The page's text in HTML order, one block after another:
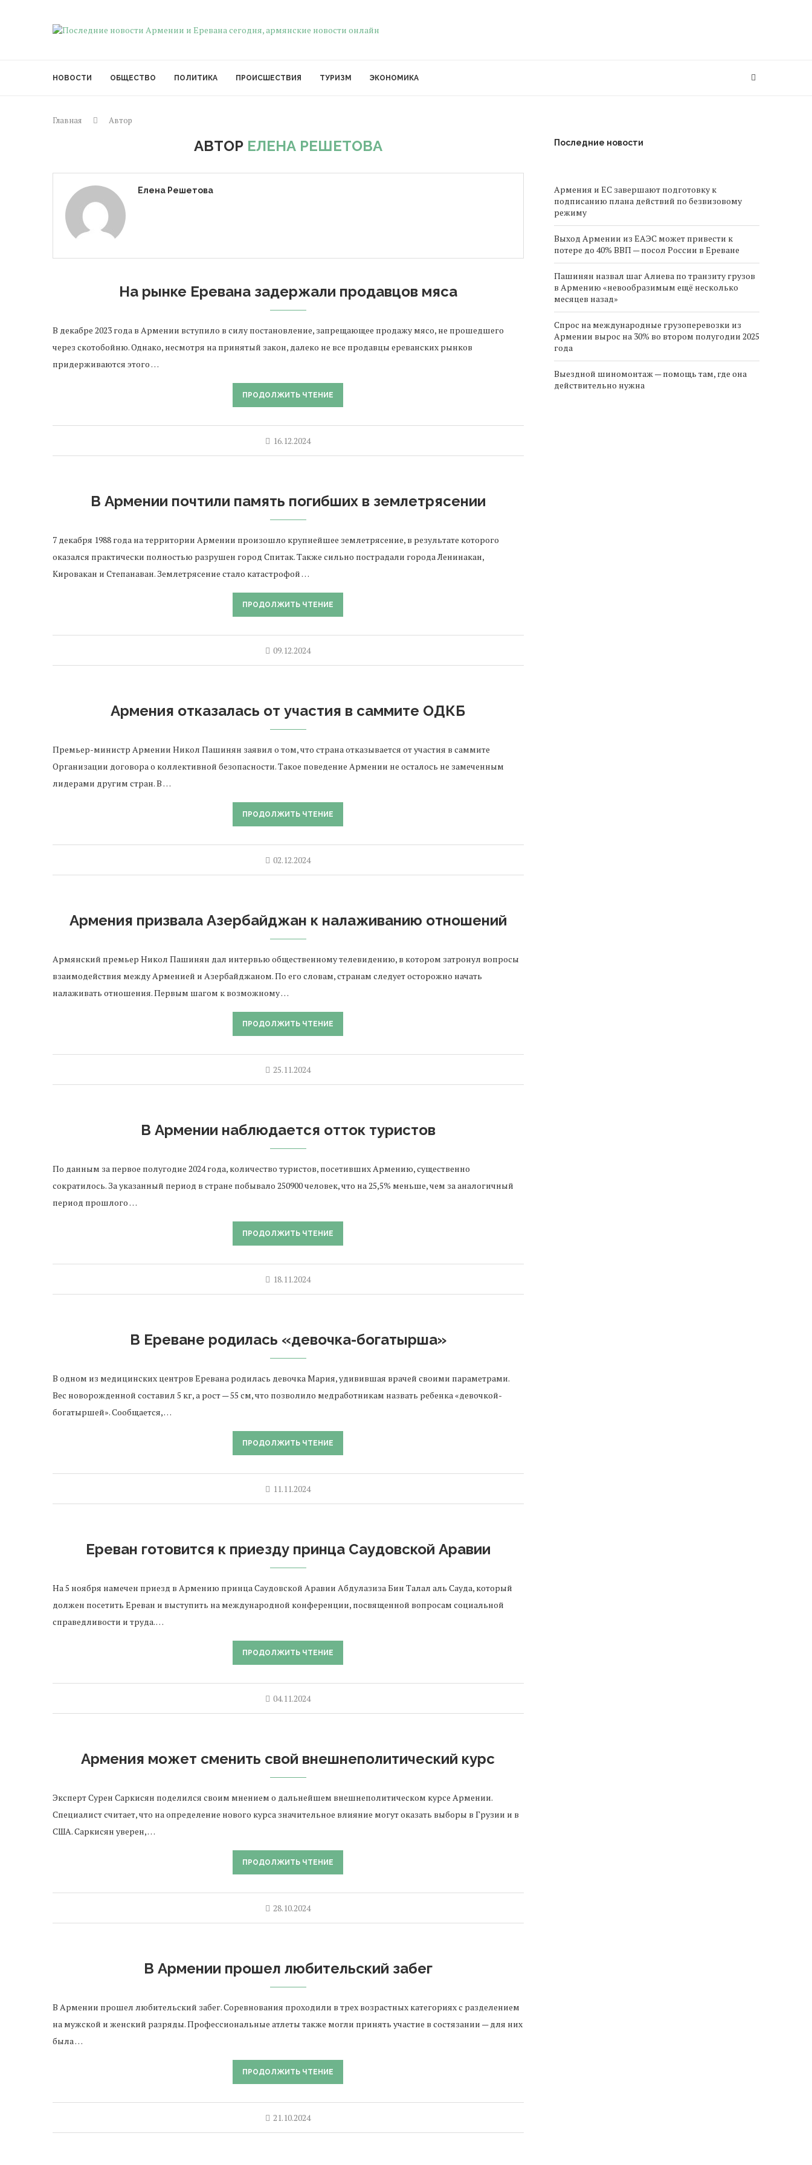
НОВОСТИ ОБЩЕСТВО ПОЛИТИКА ПРОИСШЕСТВИЯ ТУРИЗМ ЭКОНОМИКА
Главная Автор
АВТОР ЕЛЕНА РЕШЕТОВА
Елена Решетова
На рынке Еревана задержали продавцов мяса
В декабре 2023 года в Армении вступило в силу постановление, запрещающее продажу мясо, не прошедшего
через скотобойню. Однако, несмотря на принятый закон, далеко не все продавцы ереванских рынков
придерживаются этого …
ПРОДОЛЖИТЬ ЧТЕНИЕ
16.12.2024
В Армении почтили память погибших в землетрясении
7 декабря 1988 года на территории Армении произошло крупнейшее землетрясение, в результате которого
оказался практически полностью разрушен город Спитак. Также сильно пострадали города Ленинакан,
Кировакан и Степанаван. Землетрясение стало катастрофой …
ПРОДОЛЖИТЬ ЧТЕНИЕ
09.12.2024
Армения отказалась от участия в саммите ОДКБ
Премьер-министр Армении Никол Пашинян заявил о том, что страна отказывается от участия в саммите
Организации договора о коллективной безопасности. Такое поведение Армении не осталось не замеченным
лидерами другим стран. В …
ПРОДОЛЖИТЬ ЧТЕНИЕ
02.12.2024
Армения призвала Азербайджан к налаживанию отношений
Армянский премьер Никол Пашинян дал интервью общественному телевидению, в котором затронул вопросы
взаимодействия между Арменией и Азербайджаном. По его словам, странам следует осторожно начать
налаживать отношения. Первым шагом к возможному …
ПРОДОЛЖИТЬ ЧТЕНИЕ
25.11.2024
В Армении наблюдается отток туристов
По данным за первое полугодие 2024 года, количество туристов, посетивших Армению, существенно
сократилось. За указанный период в стране побывало 250900 человек, что на 25,5% меньше, чем за аналогичный
период прошлого …
ПРОДОЛЖИТЬ ЧТЕНИЕ
18.11.2024
В Ереване родилась «девочка-богатырша»
В одном из медицинских центров Еревана родилась девочка Мария, удивившая врачей своими параметрами.
Вес новорожденной составил 5 кг, а рост — 55 см, что позволило медработникам назвать ребенка «девочкой-
богатыршей». Сообщается, …
ПРОДОЛЖИТЬ ЧТЕНИЕ
11.11.2024
Ереван готовится к приезду принца Саудовской Аравии
На 5 ноября намечен приезд в Армению принца Саудовской Аравии Абдулазиза Бин Талал аль Сауда, который
должен посетить Ереван и выступить на международной конференции, посвященной вопросам социальной
справедливости и труда. …
ПРОДОЛЖИТЬ ЧТЕНИЕ
04.11.2024
Армения может сменить свой внешнеполитический курс
Эксперт Сурен Саркисян поделился своим мнением о дальнейшем внешнеполитическом курсе Армении.
Специалист считает, что на определение нового курса значительное влияние могут оказать выборы в Грузии и в
США. Саркисян уверен, …
ПРОДОЛЖИТЬ ЧТЕНИЕ
28.10.2024
В Армении прошел любительский забег
В Армении прошел любительский забег. Соревнования проходили в трех возрастных категориях с разделением
на мужской и женский разряды. Профессиональные атлеты также могли принять участие в состязании — для них
была …
ПРОДОЛЖИТЬ ЧТЕНИЕ
21.10.2024
Последние новости
Армения и ЕС завершают подготовку к
подписанию плана действий по безвизовому
режиму
Выход Армении из ЕАЭС может привести к
потере до 40% ВВП — посол России в Ереване
Пашинян назвал шаг Алиева по транзиту грузов
в Армению «невообразимым ещё несколько
месяцев назад»
Спрос на международные грузоперевозки из
Армении вырос на 30% во втором полугодии 2025
года
Выездной шиномонтаж — помощь там, где она
действительно нужна